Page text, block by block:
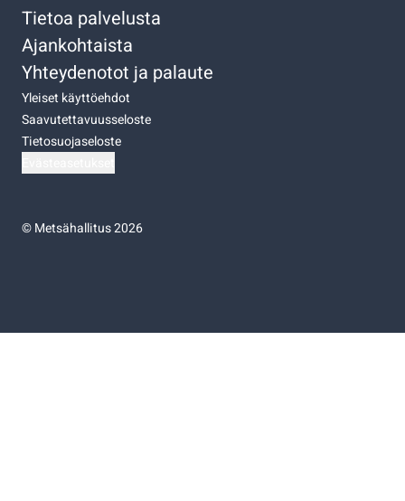
Tietoa palvelusta
Ajankohtaista
Yhteydenotot ja palaute
Yleiset käyttöehdot
Saavutettavuusseloste
Tietosuojaseloste
©Metsähallitus 2026